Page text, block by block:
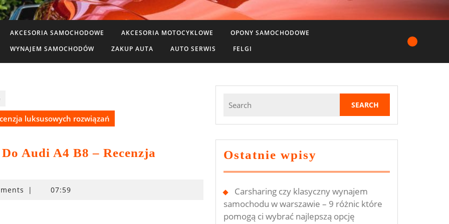
AKCESORIA SAMOCHODOWE AKCESORIA MOTOCYKLOWE
OPONY SAMOCHODOWE
WYNAJEM SAMOCHODÓW
ZAKUP AUTA AUTO SERWIS FELGI
luksusowych rozwiązań
Audi A4 B8 – Recenzja
| 07:59
for:
Ostatnie wpisy
Carsharing czy klasyczny wynajem
samochodu w warszawie – 9 różnic które
pomogą ci wybrać najlepszą opcję